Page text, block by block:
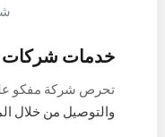
خدمات شركات
تحرص شركة مفكو
والتوصيل من خلال